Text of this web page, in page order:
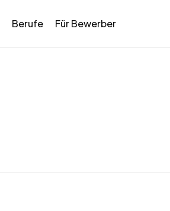
Berufe Für Bewerber